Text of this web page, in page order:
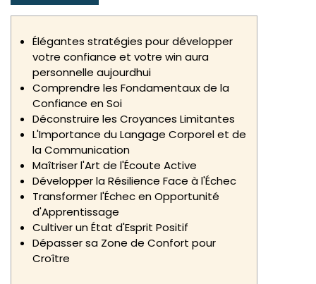
Élégantes stratégies pour développer
votre confiance et votre win aura
personnelle aujourdhui
Comprendre les Fondamentaux de la
Confiance en Soi
Déconstruire les Croyances Limitantes
L'Importance du Langage Corporel et de
la Communication
Maîtriser l'Art de l'Écoute Active
Développer la Résilience Face à l'Échec
Transformer l'Échec en Opportunité
d'Apprentissage
Cultiver un État d'Esprit Positif
Dépasser sa Zone de Confort pour
Croître